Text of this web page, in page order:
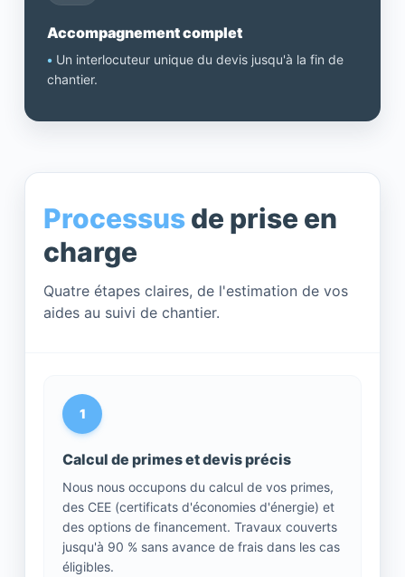
Accompagnement complet
• Un interlocuteur unique du devis jusqu'à la fin de
chantier.
Processusde prise en
charge
Quatre étapes claires, de l'estimation de vos
aides au suivi de chantier.
1
Calcul de primes et devis précis
Nous nous occupons du calcul de vos primes,
des CEE (certificats d'économies d'énergie) et
des options de financement. Travaux couverts
jusqu'à 90 % sans avance de frais dans les cas
éligibles.